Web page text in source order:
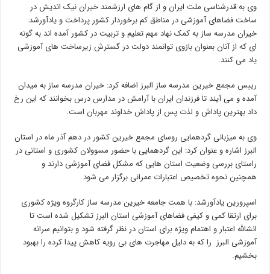
وی به قدرشناسی ملت ایران و از گام های ارزشمند خیران نیک اندیش در
ساخت فضاهای آموزشی در مناطق کم برخوردار کشور پرداخت و یادآورشد:
خیران مدرسه ساز به کمک نهاد مهم تعلیم و تربیت در کشور آمده اند به گونه
ای که از آنان بعنوان بازوی توانمند دولت در گسترش زیرساخت های آموزشی
یاد می کنند.
رییس مجمع خیرین مدرسه ساز البرز اضافه کرد: خیران مدرسه ساز به میدان
آمده و می آیند تا فرزندان ایران با آرامش در مدارس درس بخوانند که این رخ
داد بهترین پاداش و لذت پس از پاداش خداوند مهربان است.
وی به میزبانی گردهمایی روسای مجمع خیرین کشور در دهم آذر ماه در استان
البرز اشاره و عنوان کرد: این گردهمایی با حضور مسوولان کشوری و استانی در
راستای بررسی وضعیت استان هایی که مشکل فضای آموزشی دارند و
همچنین نحوه تخصیص اعتبارات عمرانی برگزار می شود.
اسپرورین یادآورشد: با همت جامعه خیرین مدرسه ساز کارگروه ویژه کشوری
برای ارتقا کمی و کیفی فضاهای آموزشی استان البرز تشکیل شده است تا
انشالله اعتبار و اهتمام ویژه برای استان در نظر گرفته شود و بتوانیم سرانه
آموزشی البرز را که به دلیل مهاجرت های بی رویه کاهش پیدا کرده را بهبود
بخشیم.